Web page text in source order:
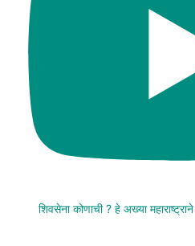
शिवसेना कोणाची ? हे अख्या